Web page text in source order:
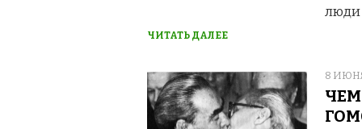
люди
ЧИТАТЬ ДАЛЕЕ
POSTED
8